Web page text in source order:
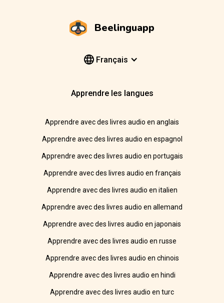
Beelinguapp
Français
Apprendre les langues
Apprendre avec des livres audio en anglais
Apprendre avec des livres audio en espagnol
Apprendre avec des livres audio en portugais
Apprendre avec des livres audio en français
Apprendre avec des livres audio en italien
Apprendre avec des livres audio en allemand
Apprendre avec des livres audio en japonais
Apprendre avec des livres audio en russe
Apprendre avec des livres audio en chinois
Apprendre avec des livres audio en hindi
Apprendre avec des livres audio en turc